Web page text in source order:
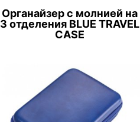
Органайзер с молнией на
3 отделения BLUE TRAVEL
CASE